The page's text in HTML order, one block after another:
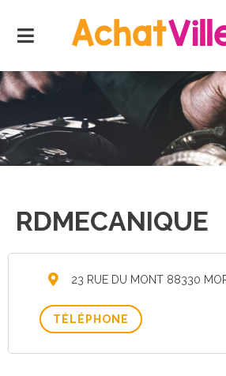
Menu
RDMECANIQUE
23 RUE DU MONT 88330
TÉLÉPHONE